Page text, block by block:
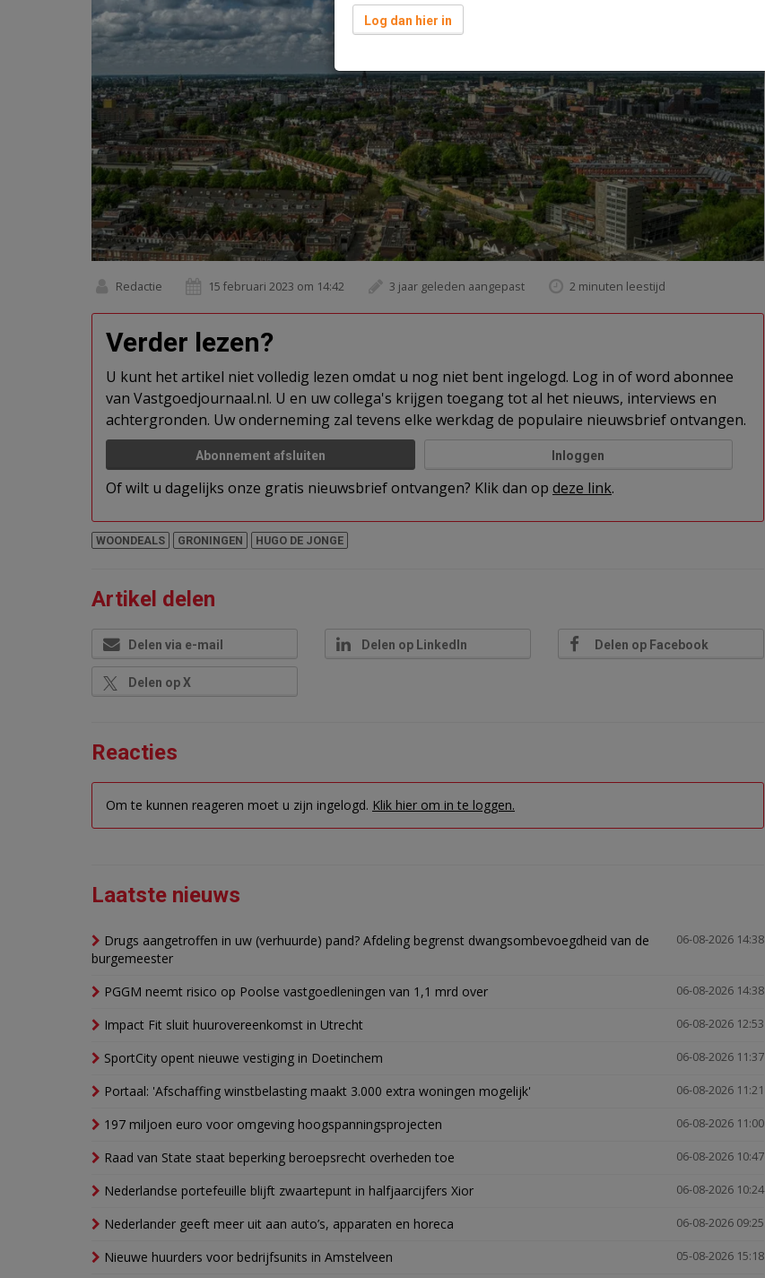
Redactie 15 februari 2023 om 14:42 3 jaar geleden aangepast 2 minuten leestijd
Verder lezen?
U kunt het artikel niet volledig lezen omdat u nog niet bent ingelogd. Log in of word abonnee
van Vastgoedjournaal.nl. U en uw collega's krijgen toegang tot al het nieuws, interviews en
achtergronden. Uw onderneming zal tevens elke werkdag de populaire nieuwsbrief ontvangen.
Abonnement afsluiten Inloggen
Of wilt u dagelijks onze gratis nieuwsbrief ontvangen? Klik dan op deze link.
WOONDEALS GRONINGEN HUGO DE JONGE
Artikel delen
Delen via e-mail Delen op LinkedIn Delen op Facebook
Delen op X
Reacties
Om te kunnen reageren moet u zijn ingelogd. Klik hier om in te loggen.
Laatste nieuws
06-08-2026 14:38
Drugs aangetroffen in uw (verhuurde) pand? Afdeling begrenst dwangsombevoegdheid van de
burgemeester
06-08-2026 14:38
PGGM neemt risico op Poolse vastgoedleningen van 1,1 mrd over
06-08-2026 12:53
Impact Fit sluit huurovereenkomst in Utrecht
06-08-2026 11:37
SportCity opent nieuwe vestiging in Doetinchem
06-08-2026 11:21
Portaal: 'Afschaffing winstbelasting maakt 3.000 extra woningen mogelijk'
06-08-2026 11:00
197 miljoen euro voor omgeving hoogspanningsprojecten
06-08-2026 10:47
Raad van State staat beperking beroepsrecht overheden toe
06-08-2026 10:24
Nederlandse portefeuille blijft zwaartepunt in halfjaarcijfers Xior
06-08-2026 09:25
Nederlander geeft meer uit aan auto’s, apparaten en horeca
05-08-2026 15:18
Nieuwe huurders voor bedrijfsunits in Amstelveen
Log dan hier in